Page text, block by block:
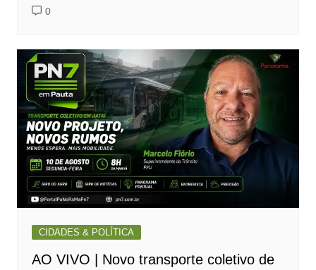
0
CIDADES & POLÍTICA
AO VIVO | Novo transporte coletivo de